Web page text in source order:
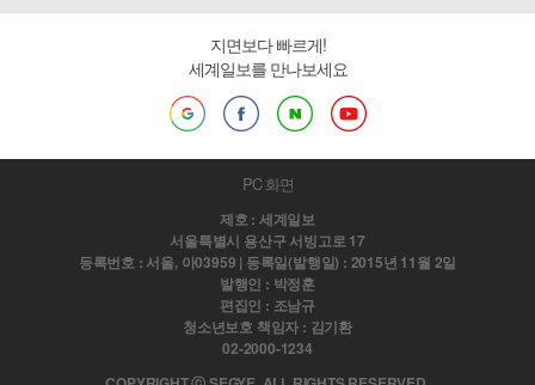
지면보다 빠르게!
세계일보를 만나보세요
PC 화면
제호 : 세계일보
서울특별시 용산구 서빙고로 17
등록번호 : 서울, 아03959 | 등록일(발행일) : 2015년 11월 2일
발행인 : 박정훈
편집인 : 조남규
청소년보호 책임자 : 김기환
02-2000-1234